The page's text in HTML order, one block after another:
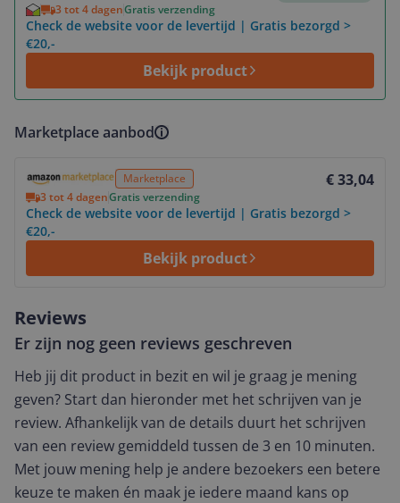
3 tot 4 dagenGratis verzending
Check de website voor de levertijd | Gratis bezorgd >
€20,-
Bekijk product
Marketplace aanbod
Marketplace € 33,04
3 tot 4 dagenGratis verzending
Check de website voor de levertijd | Gratis bezorgd >
€20,-
Bekijk product
Reviews
Er zijn nog geen reviews geschreven
Heb jij dit product in bezit en wil je graag je mening
geven? Start dan hieronder met het schrijven van je
review. Afhankelijk van de details duurt het schrijven
van een review gemiddeld tussen de 3 en 10 minuten.
Met jouw mening help je andere bezoekers een betere
keuze te maken én maak je iedere maand kans op